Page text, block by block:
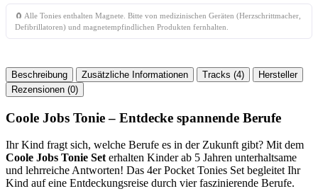
🧲 Alle Tonies enthalten Magnete. Bitte von medizinischen Geräten (Herzschrittmacher,
Defibrillatoren) und magnetempfindlichen Produkten fernhalten.
Beschreibung Zusätzliche Informationen Tracks (4)
Hersteller
Rezensionen (0)
Coole Jobs Tonie – Entdecke spannende Berufe
Ihr Kind fragt sich, welche Berufe es in der Zukunft gibt? Mit dem
Coole Jobs Tonie Set erhalten Kinder ab 5 Jahren unterhaltsame
und lehrreiche Antworten! Das 4er Pocket Tonies Set begleitet Ihr
Kind auf eine Entdeckungsreise durch vier faszinierende Berufe.